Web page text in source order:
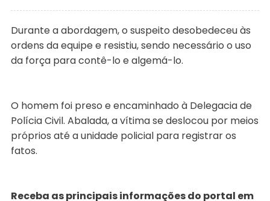
Durante a abordagem, o suspeito desobedeceu às
ordens da equipe e resistiu, sendo necessário o uso
da força para contê-lo e algemá-lo.
O homem foi preso e encaminhado à Delegacia de
Polícia Civil. Abalada, a vítima se deslocou por meios
próprios até a unidade policial para registrar os
fatos.
Receba as principais informações do portal em